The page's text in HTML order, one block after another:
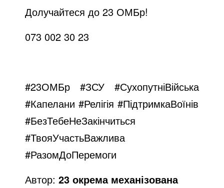
Долучайтеся до 23 ОМБр!
073 002 30 23
#23ОМБр #ЗСУ
#СухопутніВійська
#Капелани #Релігія #ПідтримкаВоїнів
#БезТебеНеЗакінчиться
#ТвояУчастьВажлива
#РазомДоПеремоги
Автор:23 окрема механізована